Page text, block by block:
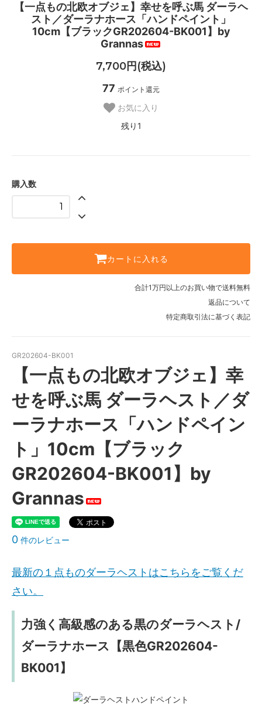
【一点もの北欧オブジェ】幸せを呼ぶ馬 ダーラヘ
スト／ダーラナホース「ハンドペイント」
10cm【ブラックGR202604-BK001】by
Grannas
7,700円(税込)
77 ポイント還元
お気に入り
残り1
購入数
カートに入れる
合計1万円以上のお買い物で送料無料
返品について
特定商取引法に基づく表記
GR202604-BK001
【一点もの北欧オブジェ】幸
せを呼ぶ馬 ダーラヘスト／ダ
ーラナホース「ハンドペイン
ト」10cm【ブラック
GR202604-BK001】by
Grannas
0 件のレビュー
最新の１点ものダーラヘストはこちらをご覧くだ
さい。
力強く高級感のある黒のダーラヘスト/
ダーラナホース【黒色GR202604-
BK001】